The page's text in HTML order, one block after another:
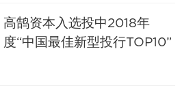
高鹄资本入选投中2018年
度“中国最佳新型投行TOP10”